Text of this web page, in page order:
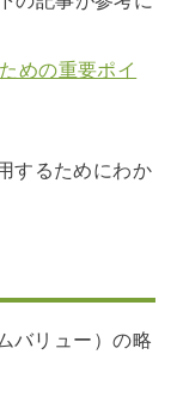
めの重要ポイ
するためにわか
バリュー）の略